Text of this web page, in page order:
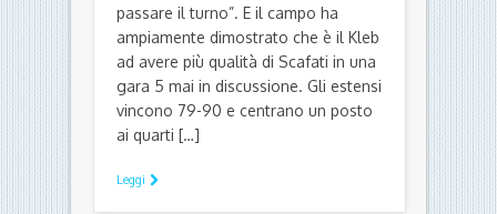
passare il turno”. E il campo ha
ampiamente dimostrato che è il Kleb
ad avere più qualità di Scafati in una
gara 5 mai in discussione. Gli estensi
vincono 79-90 e centrano un posto
ai quarti […]
Leggi